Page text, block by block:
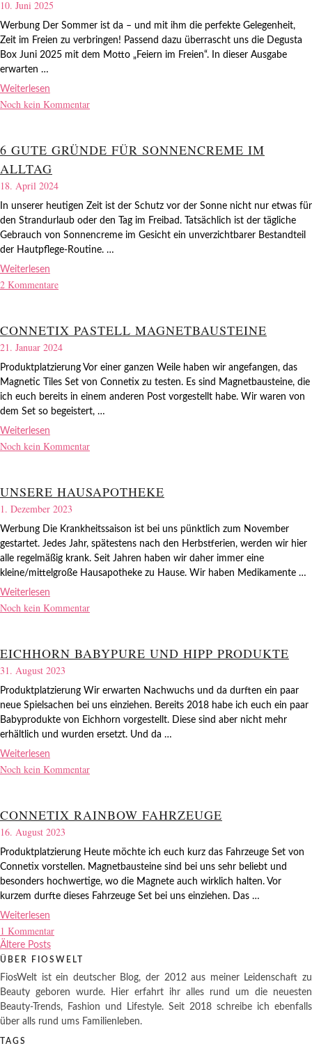
10. Juni 2025
Werbung Der Sommer ist da – und mit ihm die perfekte Gelegenheit,
Zeit im Freien zu verbringen! Passend dazu überrascht uns die Degusta
Box Juni 2025 mit dem Motto „Feiern im Freien“. In dieser Ausgabe
erwarten …
Weiterlesen
Noch kein Kommentar
6 GUTE GRÜNDE FÜR SONNENCREME IM
ALLTAG
18. April 2024
In unserer heutigen Zeit ist der Schutz vor der Sonne nicht nur etwas für
den Strandurlaub oder den Tag im Freibad. Tatsächlich ist der tägliche
Gebrauch von Sonnencreme im Gesicht ein unverzichtbarer Bestandteil
der Hautpflege-Routine. …
Weiterlesen
2 Kommentare
CONNETIX PASTELL MAGNETBAUSTEINE
21. Januar 2024
Produktplatzierung Vor einer ganzen Weile haben wir angefangen, das
Magnetic Tiles Set von Connetix zu testen. Es sind Magnetbausteine, die
ich euch bereits in einem anderen Post vorgestellt habe. Wir waren von
dem Set so begeistert, …
Weiterlesen
Noch kein Kommentar
UNSERE HAUSAPOTHEKE
1. Dezember 2023
Werbung Die Krankheitssaison ist bei uns pünktlich zum November
gestartet. Jedes Jahr, spätestens nach den Herbstferien, werden wir hier
alle regelmäßig krank. Seit Jahren haben wir daher immer eine
kleine/mittelgroße Hausapotheke zu Hause. Wir haben Medikamente …
Weiterlesen
Noch kein Kommentar
EICHHORN BABYPURE UND HIPP PRODUKTE
31. August 2023
Produktplatzierung Wir erwarten Nachwuchs und da durften ein paar
neue Spielsachen bei uns einziehen. Bereits 2018 habe ich euch ein paar
Babyprodukte von Eichhorn vorgestellt. Diese sind aber nicht mehr
erhältlich und wurden ersetzt. Und da …
Weiterlesen
Noch kein Kommentar
CONNETIX RAINBOW FAHRZEUGE
16. August 2023
Produktplatzierung Heute möchte ich euch kurz das Fahrzeuge Set von
Connetix vorstellen. Magnetbausteine sind bei uns sehr beliebt und
besonders hochwertige, wo die Magnete auch wirklich halten. Vor
kurzem durfte dieses Fahrzeuge Set bei uns einziehen. Das …
Weiterlesen
1 Kommentar
Ältere Posts
ÜBER FIOSWELT
FiosWelt ist ein deutscher Blog, der 2012 aus meiner Leidenschaft zu
Beauty geboren wurde. Hier erfahrt ihr alles rund um die neuesten
Beauty-Trends, Fashion und Lifestyle. Seit 2018 schreibe ich ebenfalls
über alls rund ums Familienleben.
TAGS